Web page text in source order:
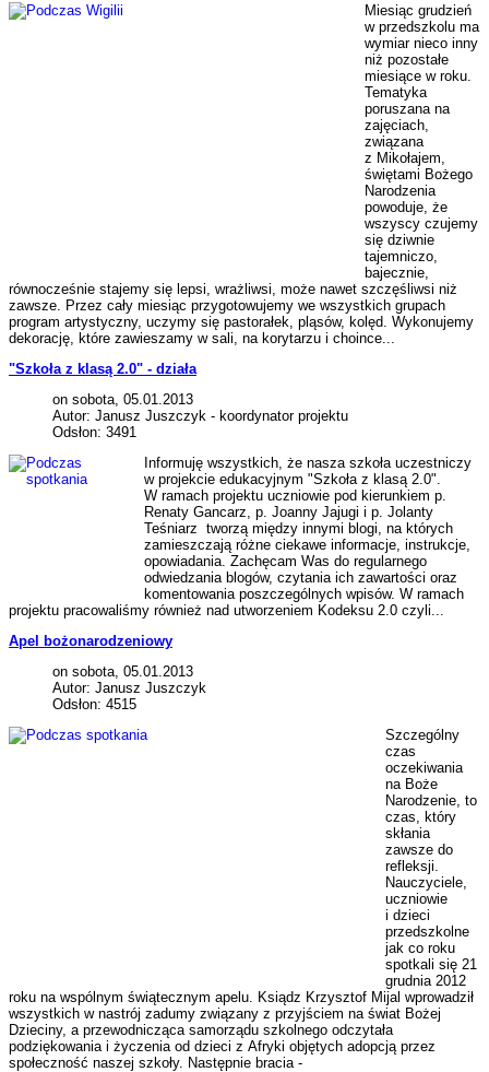
Miesiąc grudzień
w przedszkolu ma
wymiar nieco inny
niż pozostałe
miesiące w roku.
Tematyka
poruszana na
zajęciach,
związana
z Mikołajem,
świętami Bożego
Narodzenia
powoduje, że
wszyscy czujemy
się dziwnie
tajemniczo,
bajecznie,
równocześnie stajemy się lepsi, wrażliwsi, może nawet szczęśliwsi niż
zawsze. Przez cały miesiąc przygotowujemy we wszystkich grupach
program artystyczny, uczymy się pastorałek, pląsów, kolęd. Wykonujemy
dekorację, które zawieszamy w sali, na korytarzu i choince...
"Szkoła z klasą 2.0" - działa
on sobota, 05.01.2013
Autor: Janusz Juszczyk - koordynator projektu
Odsłon: 3491
Informuję wszystkich, że nasza szkoła uczestniczy
w projekcie edukacyjnym "Szkoła z klasą 2.0".
W ramach projektu uczniowie pod kierunkiem p.
Renaty Gancarz, p. Joanny Jajugi i p. Jolanty
Teśniarz tworzą między innymi blogi, na których
zamieszczają różne ciekawe informacje, instrukcje,
opowiadania. Zachęcam Was do regularnego
odwiedzania blogów, czytania ich zawartości oraz
komentowania poszczególnych wpisów. W ramach
projektu pracowaliśmy również nad utworzeniem Kodeksu 2.0 czyli...
Apel bożonarodzeniowy
on sobota, 05.01.2013
Autor: Janusz Juszczyk
Odsłon: 4515
Szczególny
czas
oczekiwania
na Boże
Narodzenie, to
czas, który
skłania
zawsze do
refleksji.
Nauczyciele,
uczniowie
i dzieci
przedszkolne
jak co roku
spotkali się 21
grudnia 2012
roku na wspólnym świątecznym apelu. Ksiądz Krzysztof Mijal wprowadził
wszystkich w nastrój zadumy związany z przyjściem na świat Bożej
Dzieciny, a przewodnicząca samorządu szkolnego odczytała
podziękowania i życzenia od dzieci z Afryki objętych adopcją przez
społeczność naszej szkoły. Następnie bracia -